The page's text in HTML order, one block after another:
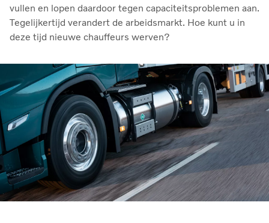
vullen en lopen daardoor tegen capaciteitsproblemen aan.
Tegelijkertijd verandert de arbeidsmarkt. Hoe kunt u in
deze tijd nieuwe chauffeurs werven?